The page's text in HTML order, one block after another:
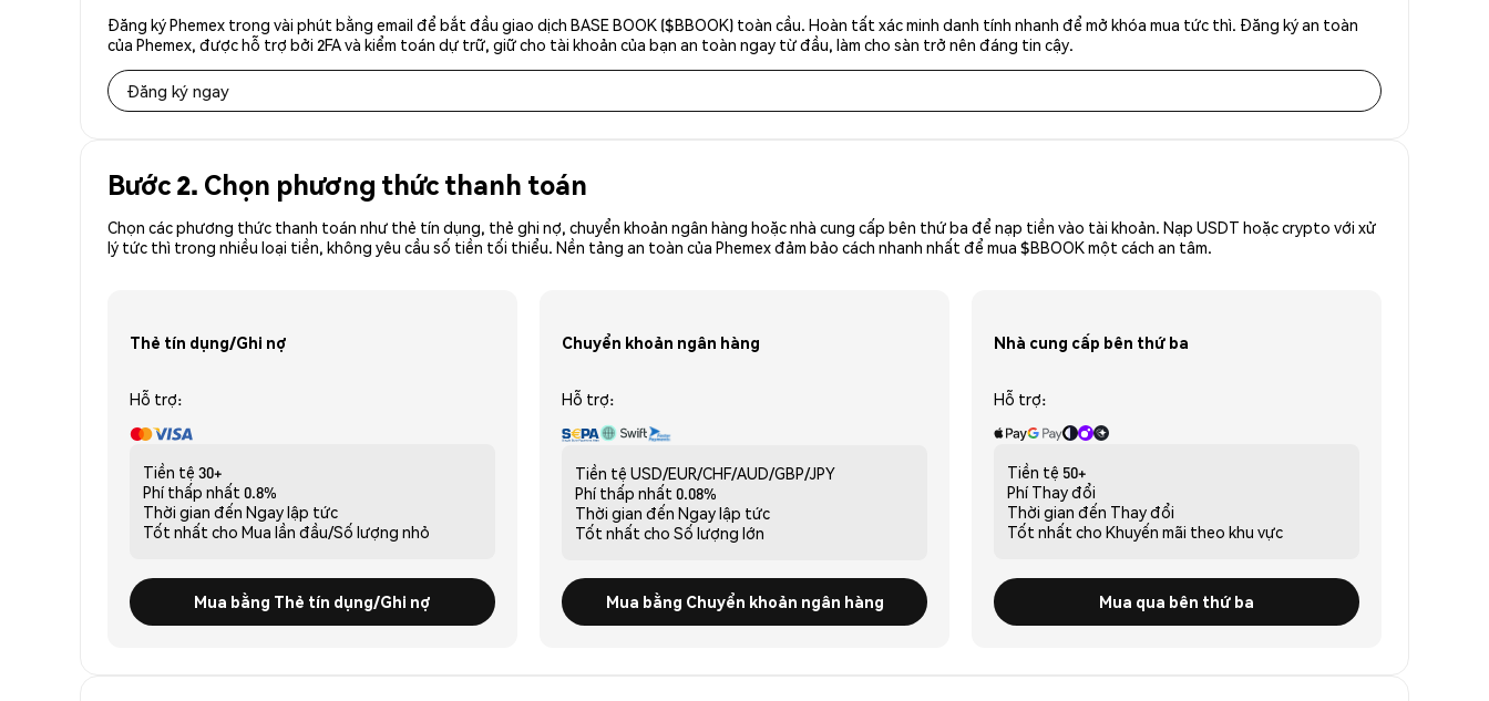
Đăng ký Phemex trong vài phút bằng email để bắt đầu giao dịch BASE BOOK ($BBOOK) toàn cầu. Hoàn tất xác minh danh tính nhanh để mở khóa mua tức thì. Đăng ký an toàn
của Phemex, được hỗ trợ bởi 2FA và kiểm toán dự trữ, giữ cho tài khoản của bạn an toàn ngay từ đầu, làm cho sàn trở nên đáng tin cậy.
Đăng ký ngay
Bước 2. Chọn phương thức thanh toán
Chọn các phương thức thanh toán như thẻ tín dụng, thẻ ghi nợ, chuyển khoản ngân hàng hoặc nhà cung cấp bên thứ ba để nạp tiền vào tài khoản. Nạp USDT hoặc crypto với xử
lý tức thì trong nhiều loại tiền, không yêu cầu số tiền tối thiểu. Nền tảng an toàn của Phemex đảm bảo cách nhanh nhất để mua $BBOOK một cách an tâm.
Thẻ tín dụng/Ghi nợ
Hỗ trợ:
Tiền tệ 30+
Phí thấp nhất 0.8%
Thời gian đến Ngay lập tức
Tốt nhất cho Mua lần đầu/Số lượng nhỏ
Mua bằng Thẻ tín dụng/Ghi nợ
Chuyển khoản ngân hàng
Hỗ trợ:
Tiền tệ USD/EUR/CHF/AUD/GBP/JPY
Phí thấp nhất 0.08%
Thời gian đến Ngay lập tức
Tốt nhất cho Số lượng lớn
Mua bằng Chuyển khoản ngân hàng
Nhà cung cấp bên thứ ba
Hỗ trợ:
Tiền tệ 50+
Phí Thay đổi
Thời gian đến Thay đổi
Tốt nhất cho Khuyến mãi theo khu vực
Mua qua bên thứ ba